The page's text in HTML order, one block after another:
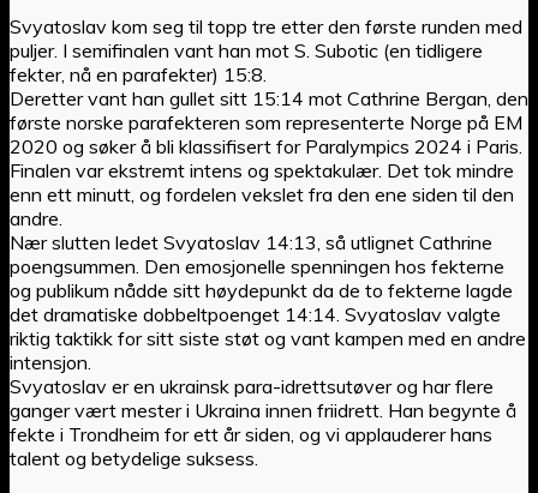
Svyatoslav kom seg til topp tre etter den første runden med
puljer. I semifinalen vant han mot S. Subotic (en tidligere
fekter, nå en parafekter) 15:8.
Deretter vant han gullet sitt 15:14 mot Cathrine Bergan, den
første norske parafekteren som representerte Norge på EM
2020 og søker å bli klassifisert for Paralympics 2024 i Paris.
Finalen var ekstremt intens og spektakulær. Det tok mindre
enn ett minutt, og fordelen vekslet fra den ene siden til den
andre.
Nær slutten ledet Svyatoslav 14:13, så utlignet Cathrine
poengsummen. Den emosjonelle spenningen hos fekterne
og publikum nådde sitt høydepunkt da de to fekterne lagde
det dramatiske dobbeltpoenget 14:14. Svyatoslav valgte
riktig taktikk for sitt siste støt og vant kampen med en andre
intensjon.
Svyatoslav er en ukrainsk para-idrettsutøver og har flere
ganger vært mester i Ukraina innen friidrett. Han begynte å
fekte i Trondheim for ett år siden, og vi applauderer hans
talent og betydelige suksess.